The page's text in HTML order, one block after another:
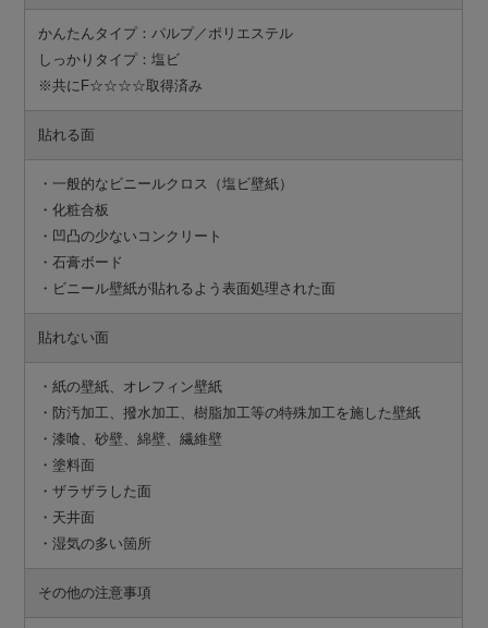
かんたんタイプ：パルプ／ポリエステル
しっかりタイプ：塩ビ
※共にF☆☆☆☆取得済み
貼れる面
・一般的なビニールクロス（塩ビ壁紙）
・化粧合板
・凹凸の少ないコンクリート
・石膏ボード
・ビニール壁紙が貼れるよう表面処理された面
貼れない面
・紙の壁紙、オレフィン壁紙
・防汚加工、撥水加工、樹脂加工等の特殊加工を施した壁紙
・漆喰、砂壁、綿壁、繊維壁
・塗料面
・ザラザラした面
・天井面
・湿気の多い箇所
その他の注意事項